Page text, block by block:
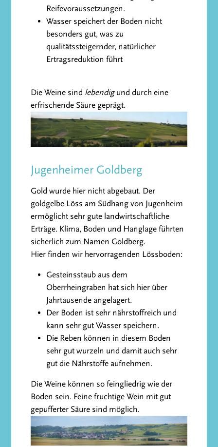
Reifevoraussetzungen.
Wasser speichert der Boden nicht
besonders gut, was zu
qualitätssteigernder, natürlicher
Ertragsreduktion führt
Die Weine sind lebendigund durch eine
erfrischende Säure geprägt.
Jugenheimer Goldberg
Gold wurde hier nicht abgebaut. Der
goldgelbe Löss am Südhang von Jugenheim
ermöglicht sehr gute landwirtschaftliche
Erträge. Klima, Boden und Hanglage führten
sicherlich zum Namen Goldberg.
Hier finden wir hervorragenden Lössboden:
Gesteinsstaub aus dem
Oberrheingraben hat sich hier über
Jahrtausende angelagert.
Der Boden ist sehr nährstoffreich und
kann sehr gut Wasser speichern.
Die Reben können in diesem Boden
sehr gut wurzeln und damit auch sehr
gut die Nährstoffe aufnehmen.
Die Weine können so feingliedrig wie der
Boden sein. Feine fruchtige Wein mit gut
gepufferter Säure sind möglich.